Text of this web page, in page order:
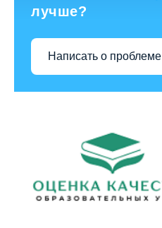
лучше?
Написать о проблеме